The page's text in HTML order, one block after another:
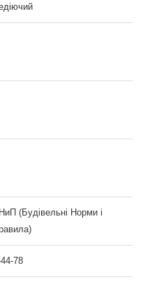
(Будівельні Норми і
44-78